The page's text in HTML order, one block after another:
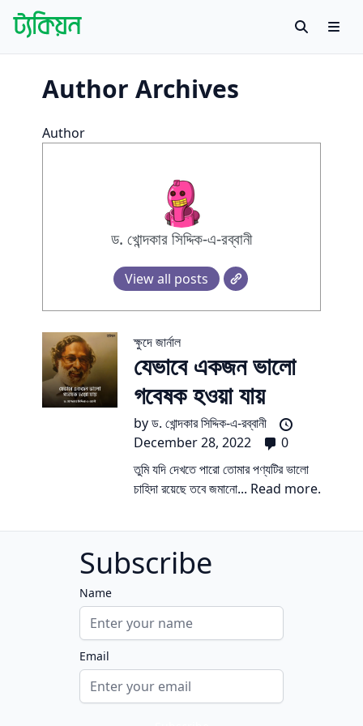
Skip to content
Tachyon
বাংলায় বিজ্ঞান গবেষণায় প্রথম উন্মুক্ত প্ল্যাটফর্ম
Author Archives
Author
ড. খোন্দকার সিদ্দিক-এ-রব্বানী
View all posts
ক্ষুদে জার্নাল
যেভাবে একজন ভালো
গবেষক হওয়া যায়
byড. খোন্দকার সিদ্দিক-এ-রব্বানী
December 28, 2022
0
তুমি যদি দেখতে পারো তোমার পণ্যটির ভালো
চাহিদা রয়েছে তবে জমানো... Read more.
Subscribe
Name
Email